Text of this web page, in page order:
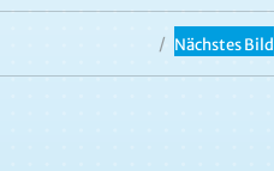
Nächstes Bild